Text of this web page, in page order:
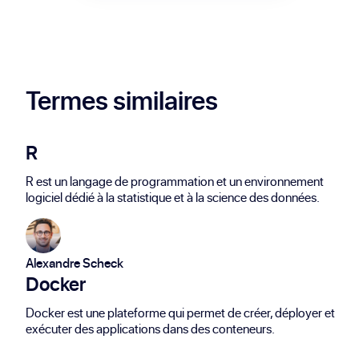
Termes similaires
R
R est un langage de programmation et un environnement
logiciel dédié à la statistique et à la science des données.
Alexandre Scheck
Docker
Docker est une plateforme qui permet de créer, déployer et
exécuter des applications dans des conteneurs.